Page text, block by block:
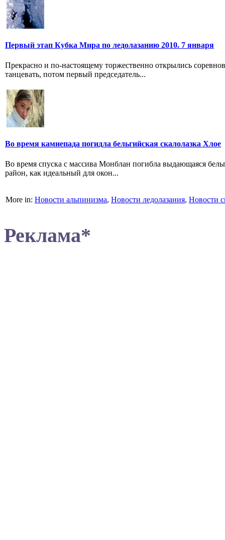
Первый этап Кубка Мира по ледолазанию 2010. 7 января
Прекрасно и по-настоящему торжественно открылись
танцевать, потом первый председатель...
Во время камнепада погидла бельгийская скалолазка Хлое
Во время спуска с массива Монблан погибла выдающаяся
район, как идеальный для окон...
More in: Новости альпинизма, Новости ледолазания, Новости
Реклама*